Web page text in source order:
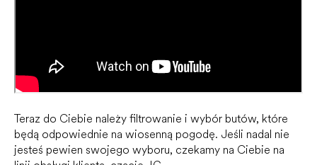
Teraz do Ciebie należy filtrowanie i wybór butów, które
będą odpowiednie na wiosenną pogodę. Jeśli nadal nie
jesteś pewien swojego wyboru, czekamy na Ciebie na